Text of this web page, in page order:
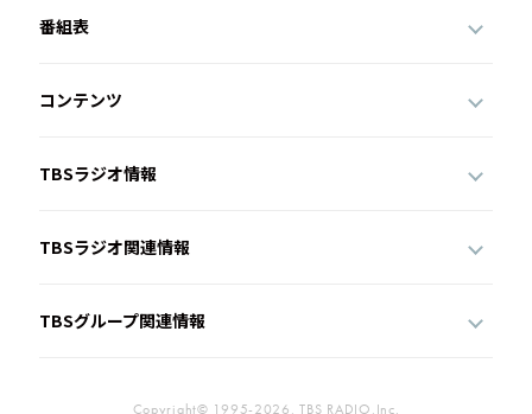
番組表
コンテンツ
TBSラジオ情報
TBSラジオ関連情報
TBSグループ関連情報
Copyright© 1995-2026, TBS RADIO,Inc.